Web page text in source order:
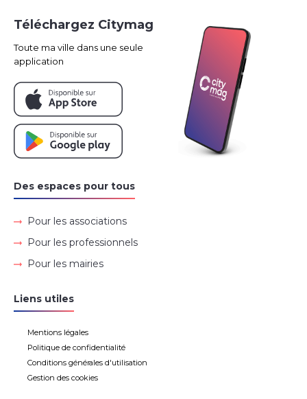
Des espaces pour tous
Pour les associations
Pour les professionnels
Pour les mairies
Liens utiles
Mentions légales
Politique de confidentialité
Conditions générales d'utilisation
Gestion des cookies
Téléchargez Citymag
Toute ma ville dans une seule
application